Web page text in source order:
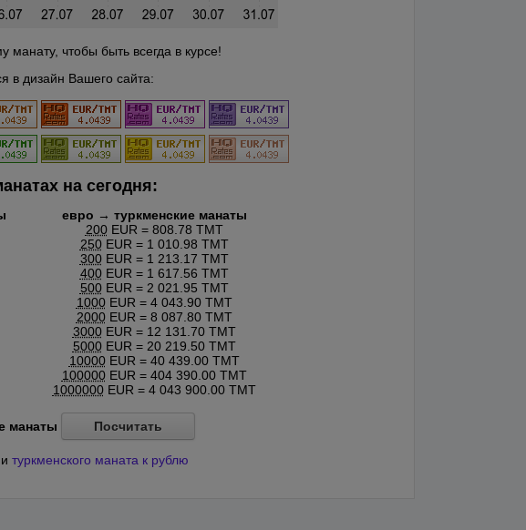
чтобы быть всегда в курсе!
в дизайн Вашего сайта:
на сегодня:
евро → туркменские манаты
200EUR = 808.78 TMT
250EUR = 1 010.98 TMT
300EUR = 1 213.17 TMT
400EUR = 1 617.56 TMT
500EUR = 2 021.95 TMT
1000EUR = 4 043.90 TMT
2000EUR = 8 087.80 TMT
3000EUR = 12 131.70 TMT
5000EUR = 20 219.50 TMT
10000EUR = 40 439.00 TMT
100000EUR = 404 390.00 TMT
1000000EUR = 4 043 900.00 TMT
манаты Посчитать
и туркменского маната к рублю